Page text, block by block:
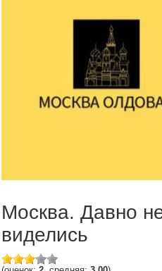
Москва. Давно
виделись